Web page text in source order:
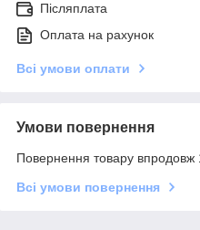
Післяплата
Оплата на рахунок
Всі умови оплати
Умови повернення
Повернення товару впродовж
Всі умови повернення